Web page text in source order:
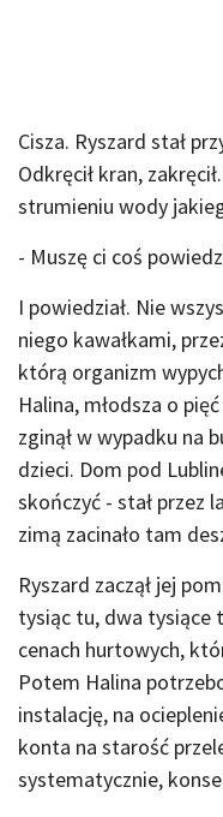
Cisza. Ryszard stał
Odkręcił kran,
strumieniu wody
- Muszę ci coś
I powiedział. Nie
niego kawałkami,
którą organizm
Halina, młodsza o
zginął w wypadku na
dzieci. Dom pod
skończyć - stał przez
zimą zacinało tam
Ryszard zaczął jej
tysiąc tu, dwa tysiące
cenach hurtowych,
Potem Halina
instalację, na
konta na starość
systematycznie,